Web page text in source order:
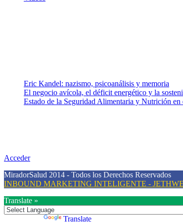
Eric Kandel: nazismo, psicoanálisis y memoria
El negocio avícola, el déficit energético y la
Estado de la Seguridad Alimentaria y Nutrición
Acceder
MiradorSalud 2014 - Todos los Derechos Reservados
INBOUND MARKETING INTELIGENTE -
Translate »
Translate